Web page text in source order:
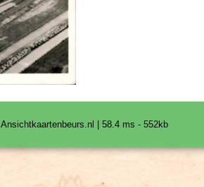
Ansichtkaartenbeurs.nl | 58.4 ms - 552kb